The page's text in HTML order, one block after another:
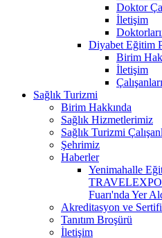
Doktor
İletişim
Diyabet Eğitim
Birim
İletişim
Sağlık Turizmi
Birim Hakkında
Sağlık Hizmetlerimiz
Sağlık Turizmi
Şehrimiz
Haberler
Yenimahalle
TRAVELEXPO
Fuarı'nda Yer
Akreditasyon ve
Tanıtım Broşürü
İletişim